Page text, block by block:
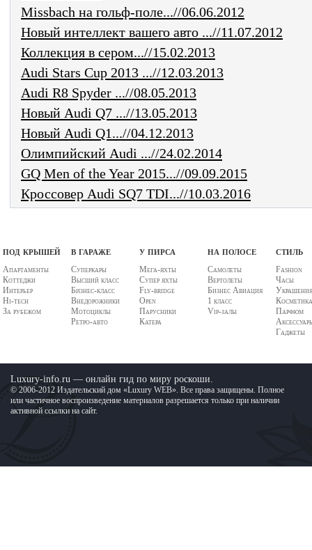
Missbach на гольф-поле...//06.06.2012
Новый интеллект вашего авто ...//11.07.2012
Коллекция в сером...//15.02.2013
Audi Stars Cup 2013 ...//12.03.2013
Audi R8 Spyder ...//08.05.2013
Новый Audi Q7 ...//13.05.2013
Новый Audi Q1...//04.12.2013
Олимпийский Audi ...//24.02.2014
GQ Men of the Year 2015...//09.09.2015
Кроссовер Audi SQ7 TDI...//10.03.2016
под крышей
Апартаменты
Коттеджи
Интерьер
Hi-tech
За рубежом
в гараже
Суперкары
Высший класс
Бизнес-класс
Внедорожники
Мотоциклы
Ретро-авто
у пирса
Мега-яхты
Супер яхты
Fly-bridge
Open
Парусники
Катера
на полосе
Самолеты
Вертолеты
Бизнес Авиация
1 класс
Vip-залы
стиль
Fashion
Часы
Парфюм
Гаджеты
Luxury-info.ru — онлайн гид по миру роскоши.
© 2006-2012 Издательский дом «Luxury WEB». Все права защищены. Полное
или частичное воспроизведение материалов разрешается только при наличии
активной ссылки на сайт.